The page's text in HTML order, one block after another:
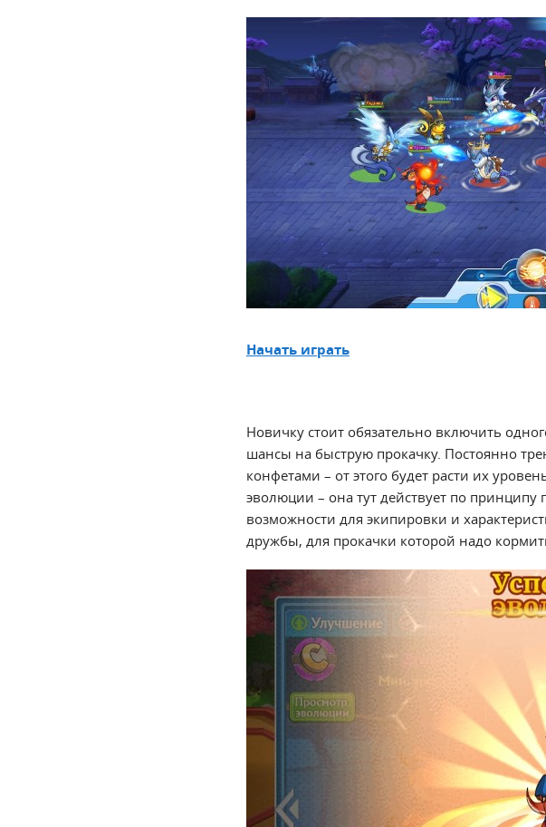
Начать играть
Новичку стоит обязательно включить
шансы на быструю прокачку. Постоянно
конфетами – от этого будет расти их
эволюции – она тут действует по
возможности для экипировки и
дружбы, для прокачки которой надо